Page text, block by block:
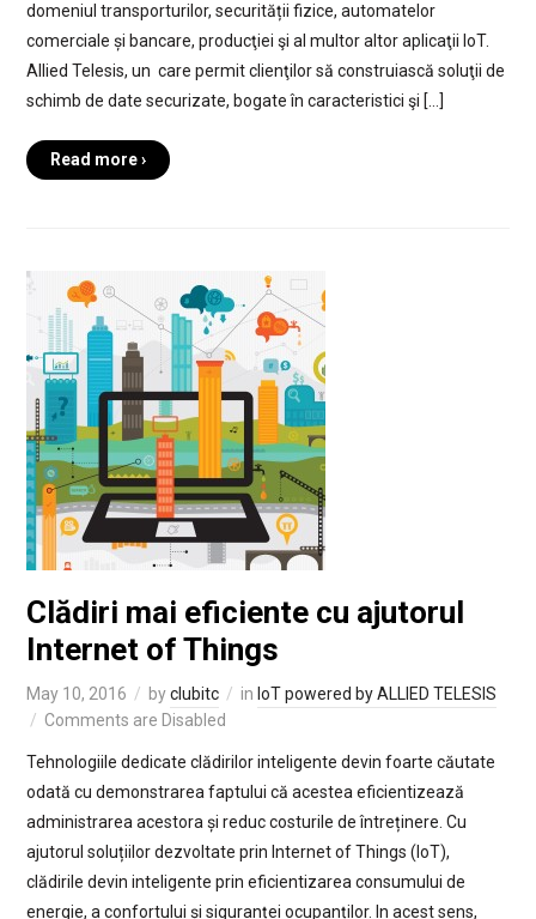
domeniul transporturilor, securității fizice, automatelor
comerciale și bancare, producţiei şi al multor altor aplicaţii IoT.
Allied Telesis, un care permit clienţilor să construiască soluţii de
schimb de date securizate, bogate în caracteristici şi […]
Read more ›
Clădiri mai eficiente cu ajutorul
Internet of Things
May 10, 2016 byclubitc in IoT powered by ALLIED TELESIS
Comments are Disabled
Tehnologiile dedicate clădirilor inteligente devin foarte căutate
odată cu demonstrarea faptului că acestea eficientizează
administrarea acestora și reduc costurile de întreținere. Cu
ajutorul soluțiilor dezvoltate prin Internet of Things (IoT),
clădirile devin inteligente prin eficientizarea consumului de
energie, a confortului și siguranței ocupanților. In acest sens,